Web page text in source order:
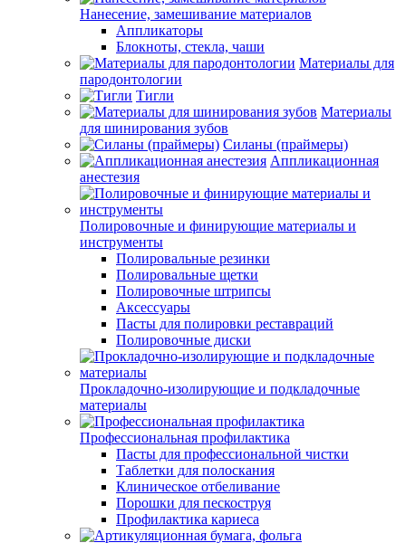
Нанесение, замешивание материалов
Аппликаторы
Блокноты, стекла, чаши
Материалы для
пародонтологии
Тигли
Материалы
для шинирования зубов
Силаны (праймеры)
Аппликационная
анестезия
Полировочные и финирующие материалы и
инструменты
Полировальные резинки
Полировальные щетки
Полировочные штрипсы
Аксессуары
Пасты для полировки реставраций
Полировочные диски
Прокладочно-изолирующие и подкладочные
материалы
Профессиональная профилактика
Пасты для профессиональной чистки
Таблетки для полоскания
Клиническое отбеливание
Порошки для пескоструя
Профилактика кариеса